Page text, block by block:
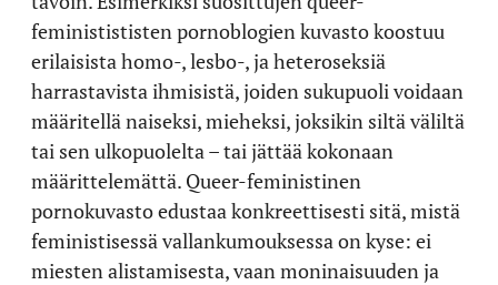
feministististen pornoblogien kuvasto koostuu
erilaisista homo-, lesbo-, ja heteroseksiä
harrastavista ihmisistä, joiden sukupuoli voidaan
määritellä naiseksi, mieheksi, joksikin siltä väliltä
tai sen ulkopuolelta – tai jättää kokonaan
määrittelemättä. Queer-feministinen
pornokuvasto edustaa konkreettisesti sitä, mistä
feministisessä vallankumouksessa on kyse: ei
miesten alistamisesta, vaan moninaisuuden ja